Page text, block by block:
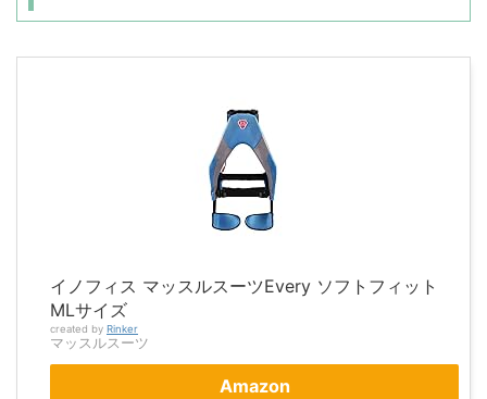
イノフィス マッスルスーツEvery ソフトフィット
MLサイズ
created by Rinker
マッスルスーツ
Amazon